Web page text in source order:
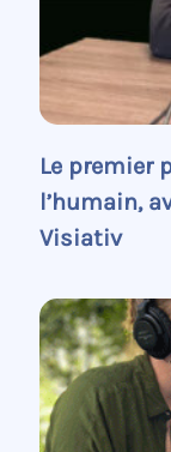
Le premier
l’humain,
Visiativ